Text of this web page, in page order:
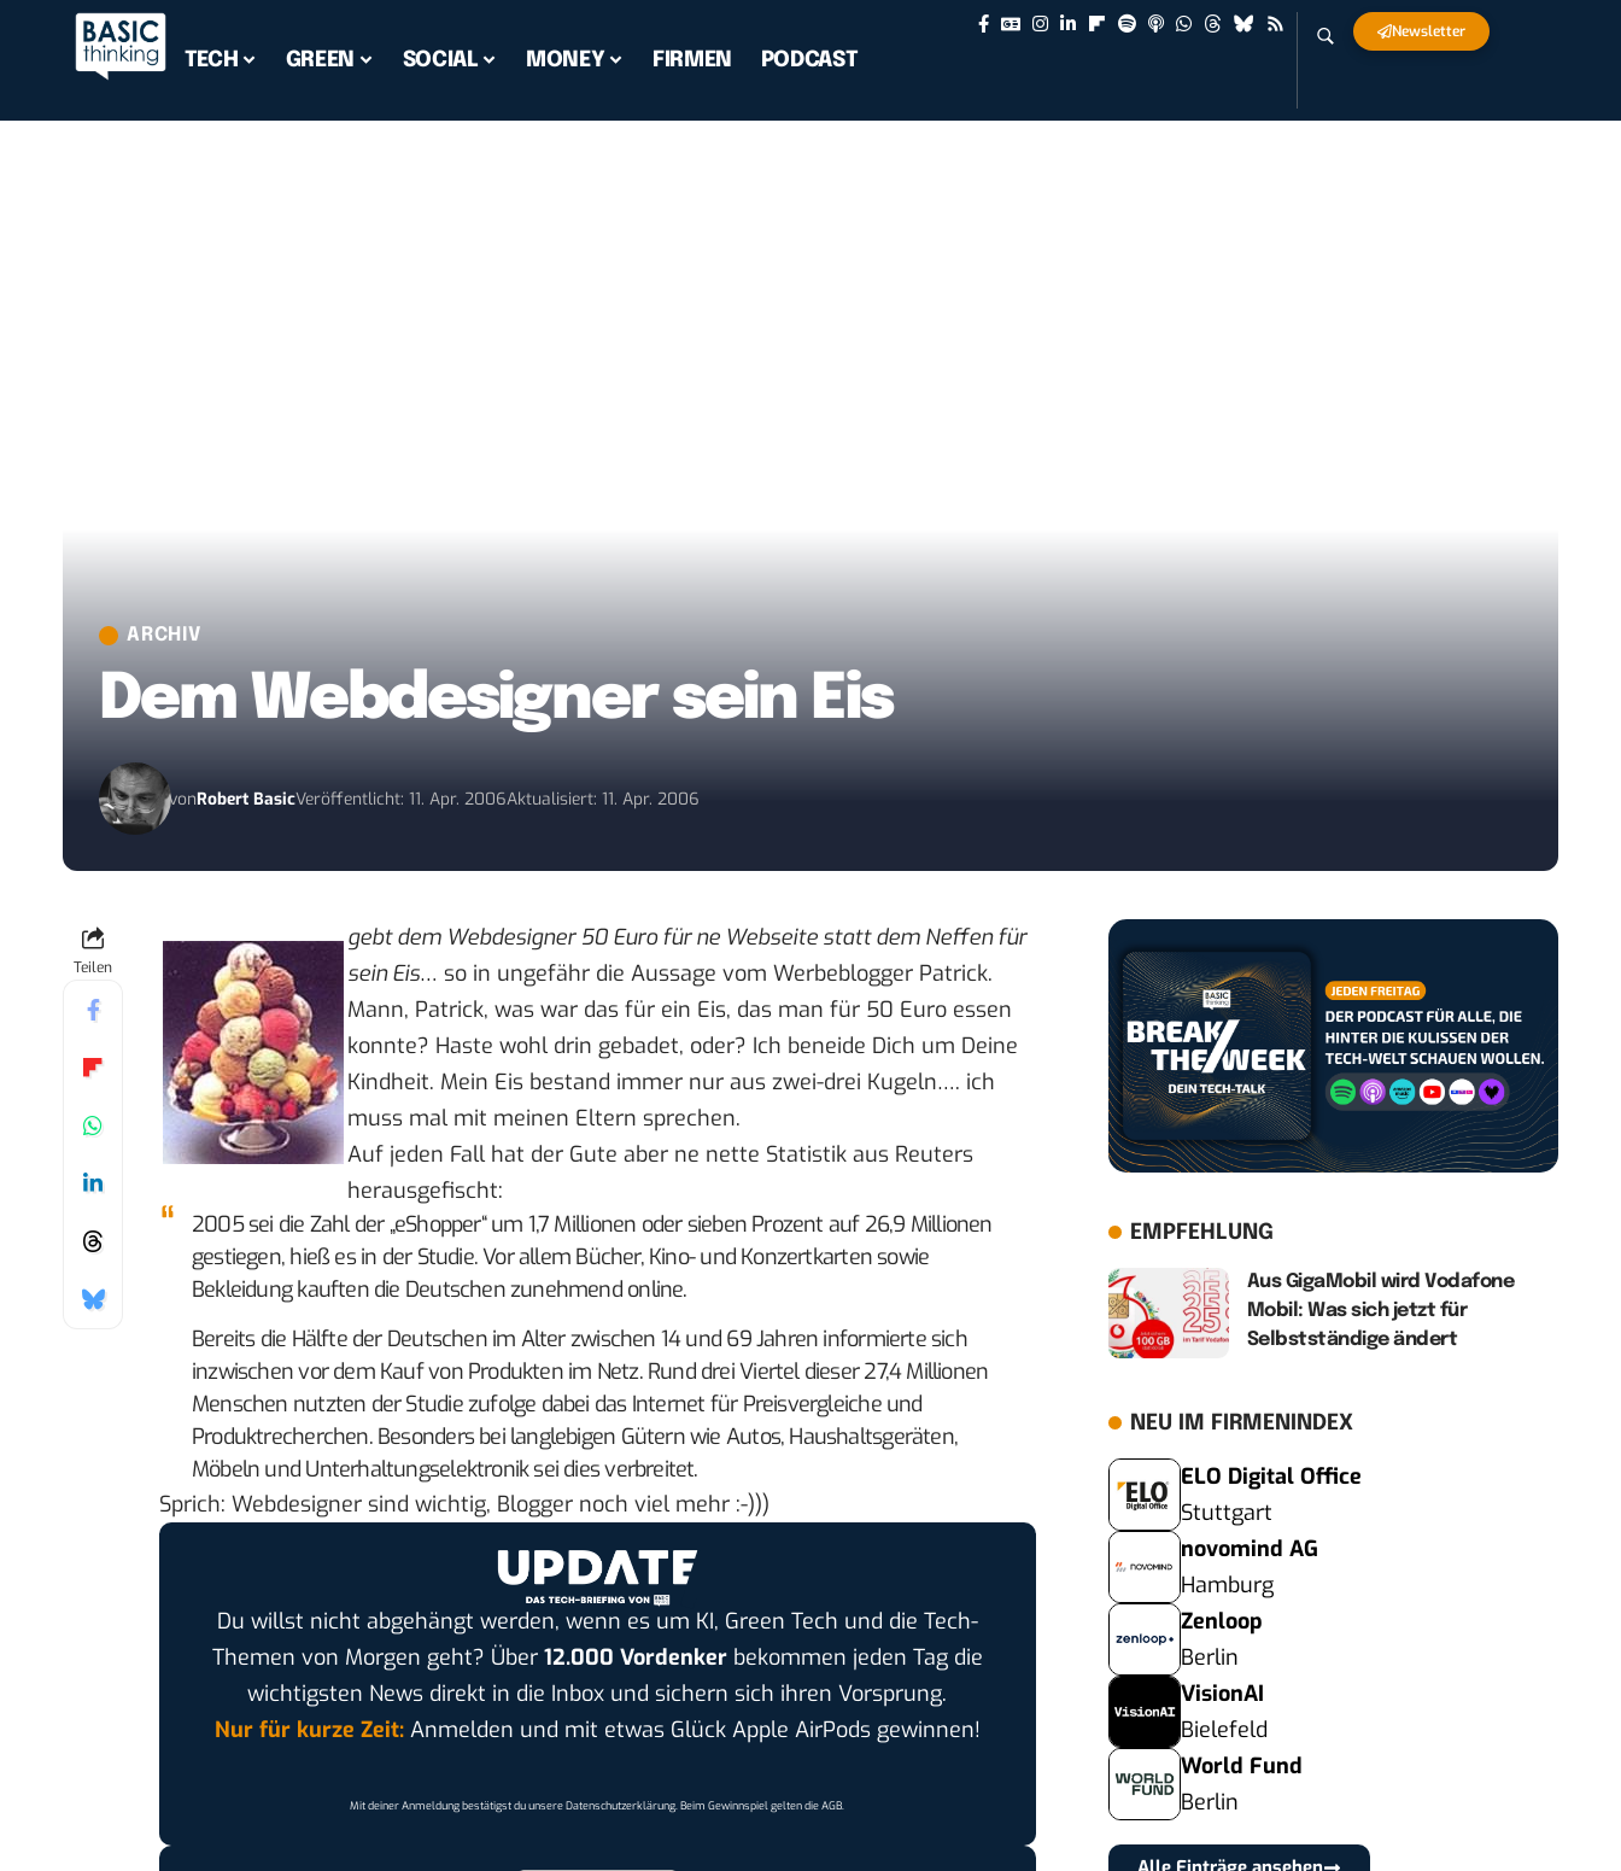
TECH GREEN SOCIAL MONEY FIRMEN PODCAST
Newsletter
ARCHIV
Dem Webdesigner sein Eis
vonRobert BasicVeröffentlicht: 11. Apr. 2006Aktualisiert: 11. Apr. 2006
Teilen
gebt dem Webdesigner 50 Euro für ne Webseite statt dem Neffen für
sein Eis… so in ungefähr die Aussage vom Werbeblogger Patrick.
Mann, Patrick, was war das für ein Eis, das man für 50 Euro essen
konnte? Haste wohl drin gebadet, oder? Ich beneide Dich um Deine
Kindheit. Mein Eis bestand immer nur aus zwei-drei Kugeln…. ich
muss mal mit meinen Eltern sprechen.
Auf jeden Fall hat der Gute aber ne nette Statistik aus Reuters
herausgefischt:
2005 sei die Zahl der „eShopper“ um 1,7 Millionen oder sieben Prozent auf 26,9 Millionen
gestiegen, hieß es in der Studie. Vor allem Bücher, Kino- und Konzertkarten sowie
Bekleidung kauften die Deutschen zunehmend online.
Bereits die Hälfte der Deutschen im Alter zwischen 14 und 69 Jahren informierte sich
inzwischen vor dem Kauf von Produkten im Netz. Rund drei Viertel dieser 27,4 Millionen
Menschen nutzten der Studie zufolge dabei das Internet für Preisvergleiche und
Produktrecherchen. Besonders bei langlebigen Gütern wie Autos, Haushaltsgeräten,
Möbeln und Unterhaltungselektronik sei dies verbreitet.
Sprich: Webdesigner sind wichtig, Blogger noch viel mehr :-)))
Du willst nicht abgehängt werden, wenn es um KI, Green Tech und die Tech-
Themen von Morgen geht? Über 12.000 Vordenkerbekommen jeden Tag die
wichtigsten News direkt in die Inbox und sichern sich ihren Vorsprung.
Nur für kurze Zeit:Anmelden und mit etwas Glück Apple AirPods gewinnen!
Mit deiner Anmeldung bestätigst du unsereDatenschutzerklärung. Beim Gewinnspiel gelten dieAGB.
EMPFEHLUNG
Aus GigaMobil wird Vodafone
Mobil: Was sich jetzt für
Selbstständige ändert
NEU IM FIRMENINDEX
ELO Digital Office
Stuttgart
novomind AG
Hamburg
Zenloop
Berlin
VisionAI
Bielefeld
World Fund
Berlin